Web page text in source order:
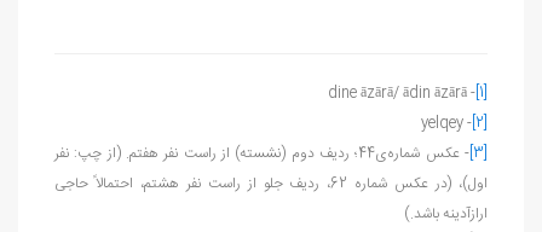
[1]
-
ā
r
ā
z
ā
din
ā/ ā
r
ā
z
ā
dine
[2]
-
yelqey
[3]
- عکس شماره­‌ی44؛ ردیف دوم (نشسته) از راست نفر هفتم. (از چپ: نفر
اول)، (در عکس شماره 62، ردیف جلو از راست نفر هشتم، احتمالاً حاجی
ارازآدینه باشد.)